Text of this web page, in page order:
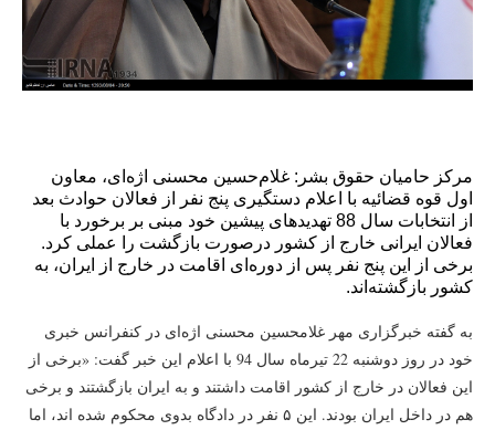
مرکز حامیان حقوق بشر: غلام‌حسین محسنی اژه‌ای، معاون
اول قوه قضائیه با اعلام دستگیری پنج نفر از فعالان حوادث بعد
از انتخابات سال 88 تهدیدهای پیشین خود مبنی بر برخورد با
فعالان ایرانی خارج از کشور درصورت بازگشت را عملی کرد.
برخی از این پنج نفر پس از دوره‌ای اقامت در خارج از ایران، به
کشور بازگشته‌اند.
به گفته خبرگزاری مهر غلامحسین محسنی اژه‌ای در کنفرانس خبری
خود در روز دوشنبه 22 تیرماه سال 94 با اعلام این خبر گفت: «برخی از
این فعالان در خارج از کشور اقامت داشتند و به ایران بازگشتند و برخی
هم در داخل ایران بودند. این ۵ نفر در دادگاه بدوی محکوم شده اند، اما